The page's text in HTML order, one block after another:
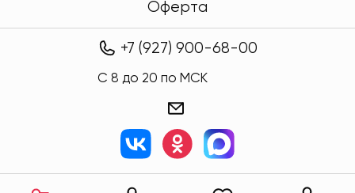
Оферта
+7 (927) 900-68-00
C 8 до 20 по МСК